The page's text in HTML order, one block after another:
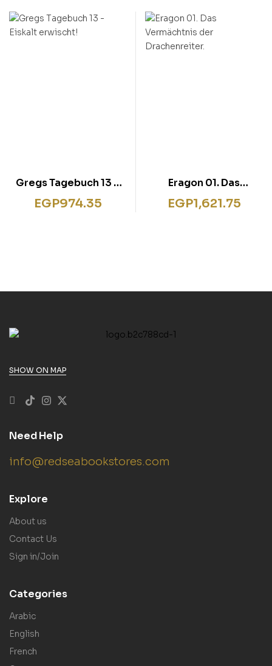
Gregs Tagebuch 13 –
Eiskalt erwischt!
EGP974.35
Eragon 01. Das
Vermächtnis der
Drachenreiter.
EGP1,621.75
SHOW ON MAP
Need Help
info@redseabookstores.com
Explore
About us
Contact Us
Sign in/Join
Categories
Arabic
English
French